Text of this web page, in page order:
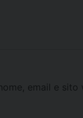
email e